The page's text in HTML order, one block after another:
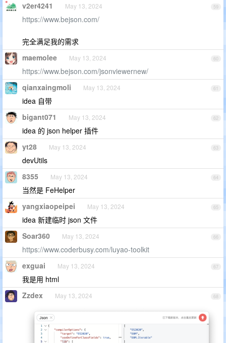
59
v2er4241 May 13, 2024
https://www.bejson.com/
完全满足我的需求
60
maemolee May 13, 2024
https://www.bejson.com/jsonviewernew/
61
qianxaingmoli May 13, 2024
idea 自带
62
bigant071 May 13, 2024
idea 的 json helper 插件
63
yt28 May 13, 2024
devUtils
64
8355 May 13, 2024
当然是 FeHelper
65
yangxiaopeipei May 13, 2024
idea 新建临时 json 文件
66
Soar360 May 13, 2024
https://www.coderbusy.com/luyao-toolkit
67
exguai May 13, 2024
我是用 html
68
Zzdex May 13, 2024